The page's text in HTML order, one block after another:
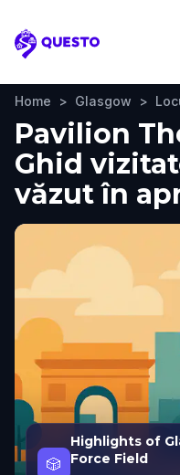
Questo
Home > Glasgow >
Pavilion
Ghid
văzut în
🎲
Highlights of
Force Field